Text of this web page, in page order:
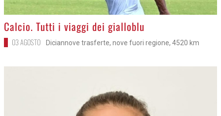
>
Calcio. Tutti i viaggi dei gialloblu
03 AGOSTO Diciannove trasferte, nove fuori regione, 4520 km